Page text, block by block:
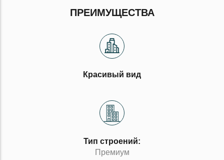
ПРЕИМУЩЕСТВА
Красивый вид
Тип строений:
Премиум